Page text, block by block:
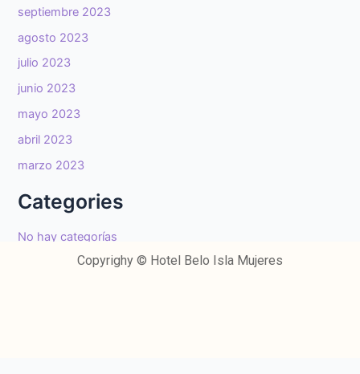
septiembre 2023
agosto 2023
julio 2023
junio 2023
mayo 2023
abril 2023
marzo 2023
Categories
No hay categorías
Copyrighy © Hotel Belo Isla Mujeres